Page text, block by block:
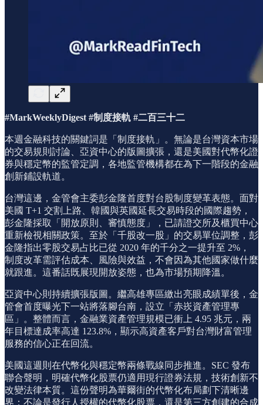
#MarkWeeklyDigest #制度接軌 #二百三十二
本週金融科技的關鍵詞是「制度接軌」。無論是台灣資本市場
的交易規則討論、亞資中心的版圖擴張，還是美國對代幣化證
券與穩定幣的監管定調，各地監管機構都在為下一階段的金融
創新鋪設軌道。
台灣這邊，金管會主委彭金隆首度對台股制度變革表態。面對
美國 T+1 交割上路、韓國與英國延長交易時段的國際趨勢，
彭金隆採取「開放原則、審慎態度」，已請證交所及櫃買中心
重新檢視相關政策。至於「千股改一股」的交易單位調整，彭
金隆指出零股交易占比已從 2020 年的千分之一提升至 2%，
制度改革需評估成本、風險與效益，不會因為其他國家做什麼
就跟進。這番話既展現開放姿態，也為市場預期降溫。
亞資中心則持續擴張版圖。繼高雄專區繳出亮眼成績單後，金
管會首度曝光下一站將落腳台南，設立「赤崁資產管理專
區」。整體而言，金融業資產管理規模已衝上 4.95 兆元，兩
年目標達成率高達 123.8%，顯示高資產客戶對台灣財富管理
服務的信心正在回流。
美國這週則在代幣化與穩定幣兩條戰線同步推進。SEC 發布
聯合聲明，明確代幣化股票仍適用現行證券法規，技術創新不
改變法律本質。這份聲明為華爾街的代幣化布局劃下清晰邊
界：不論是發行人授權的代幣化股票，還是第三方創建的合成